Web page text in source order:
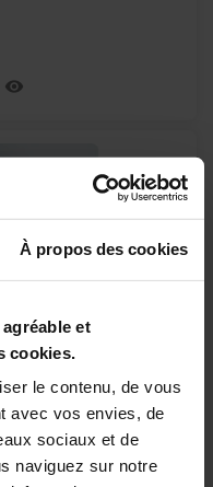
À propos des cookies
et
cookies.
le contenu, de vous
avec vos envies, de
sociaux et de
naviguez sur notre